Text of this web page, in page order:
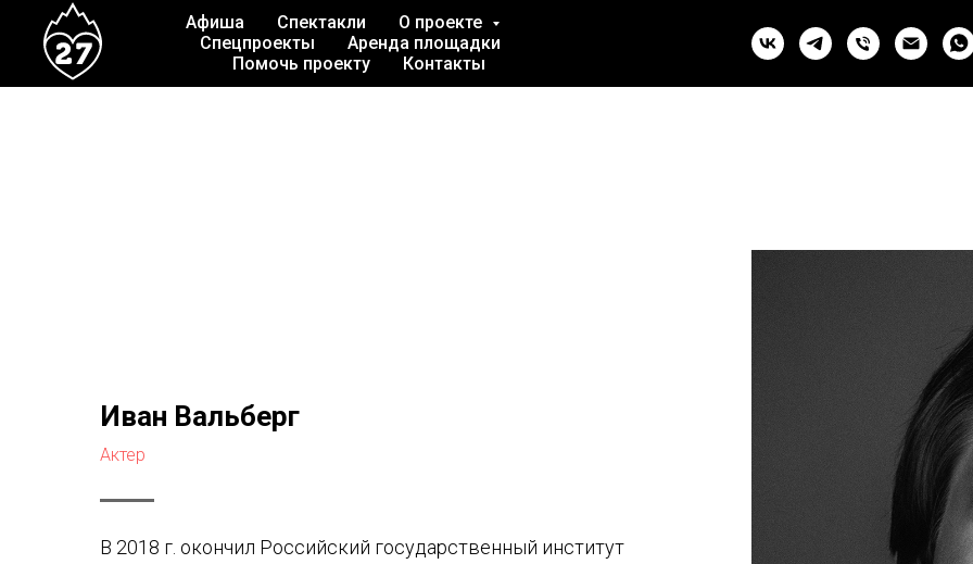
Афиша Спектакли
О проекте
Спецпроекты
Аренда площадки
Помочь проекту
Контакты
Иван Вальберг
Актер
В 2018 г. окончил Российский государственный институт